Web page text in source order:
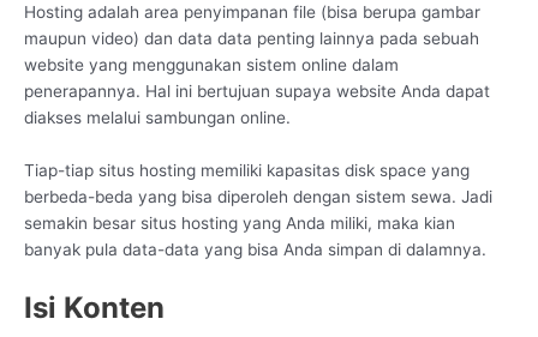
Hosting adalah area penyimpanan file (bisa berupa gambar
maupun video) dan data data penting lainnya pada sebuah
website yang menggunakan sistem online dalam
penerapannya. Hal ini bertujuan supaya website Anda dapat
diakses melalui sambungan online.
Tiap-tiap situs hosting memiliki kapasitas disk space yang
berbeda-beda yang bisa diperoleh dengan sistem sewa. Jadi
semakin besar situs hosting yang Anda miliki, maka kian
banyak pula data-data yang bisa Anda simpan di dalamnya.
Isi Konten